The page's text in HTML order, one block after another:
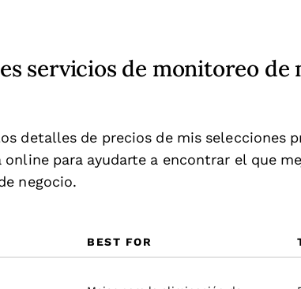
servicios de monitoreo de
detalles de precios de mis selecciones
para ayudarte a encontrar el que
negocio.
BEST FOR